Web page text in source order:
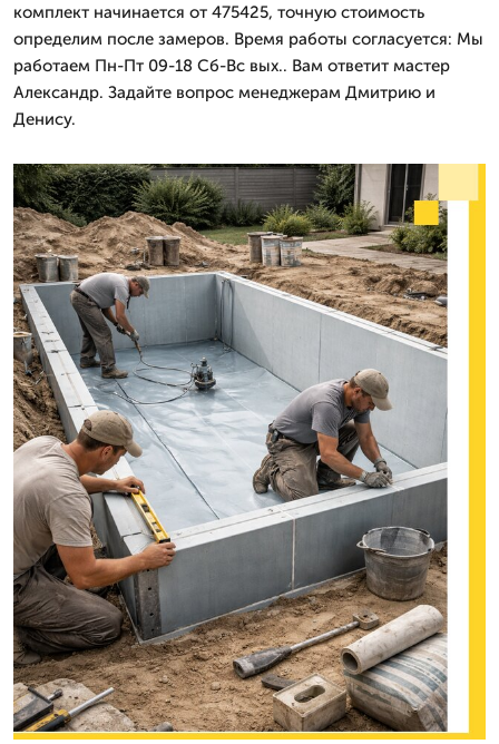
комплект начинается от 475425, точную стоимость
определим после замеров. Время работы согласуется: Мы
работаем Пн-Пт 09-18 Сб-Вс вых.. Вам ответит мастер
Александр. Задайте вопрос менеджерам Дмитрию и
Денису.